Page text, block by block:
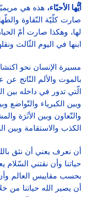
أيُّها الأحبّاء، هذه هي مريميّة
صارت كلّيّة النّقاوة
لها، وهكذا صارت أمّ
ابنها في اليوم الثّالث
مسيرة الإنسان نحو
بالموت والألم النّاتج
الّتي تدور في داخله بين
وبين الكبرياء والتّواضع
والتّعاون وبين الأثَرَة
الكذب والاستقامة وبين
أن نعرف يعني أن نثق
حياتنا وأن نقتني
بحسب مقاييس العالم
أن يصير الله حياتنا من